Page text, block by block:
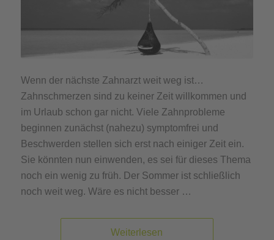
Wenn der nächste Zahnarzt weit weg ist…
Zahnschmerzen sind zu keiner Zeit willkommen und
im Urlaub schon gar nicht. Viele Zahnprobleme
beginnen zunächst (nahezu) symptomfrei und
Beschwerden stellen sich erst nach einiger Zeit ein.
Sie könnten nun einwenden, es sei für dieses Thema
noch ein wenig zu früh. Der Sommer ist schließlich
noch weit weg. Wäre es nicht besser …
Weiterlesen